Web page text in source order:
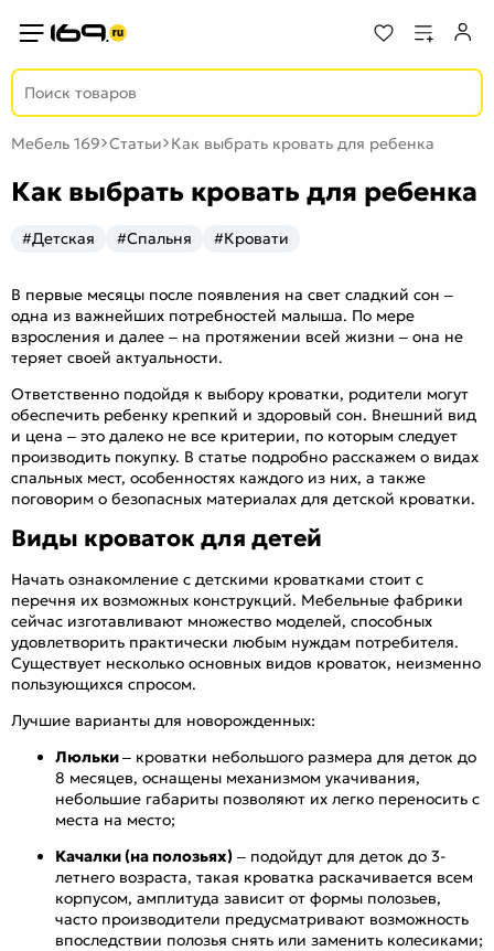
Мебель 169 Статьи Как выбрать кровать для ребенка
Как выбрать кровать для ребенка
#Детская #Спальня #Кровати
В первые месяцы после появления на свет сладкий сон –
одна из важнейших потребностей малыша. По мере
взросления и далее – на протяжении всей жизни – она не
теряет своей актуальности.
Ответственно подойдя к выбору кроватки, родители могут
обеспечить ребенку крепкий и здоровый сон. Внешний вид
и цена – это далеко не все критерии, по которым следует
производить покупку. В статье подробно расскажем о видах
спальных мест, особенностях каждого из них, а также
поговорим о безопасных материалах для детской кроватки.
Виды кроваток для детей
Начать ознакомление с детскими кроватками стоит с
перечня их возможных конструкций. Мебельные фабрики
сейчас изготавливают множество моделей, способных
удовлетворить практически любым нуждам потребителя.
Существует несколько основных видов кроваток, неизменно
пользующихся спросом.
Лучшие варианты для новорожденных:
Люльки– кроватки небольшого размера для деток до
8 месяцев, оснащены механизмом укачивания,
небольшие габариты позволяют их легко переносить с
места на место;
Качалки (на полозьях) – подойдут для деток до 3-
летнего возраста, такая кроватка раскачивается всем
корпусом, амплитуда зависит от формы полозьев,
часто производители предусматривают возможность
впоследствии полозья снять или заменить колесиками;